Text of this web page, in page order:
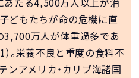
どもたちが命の危機に直
3,700万人が体重過多であ
。栄養不良と重度の食料不
ンアメリカ・カリブ海諸国